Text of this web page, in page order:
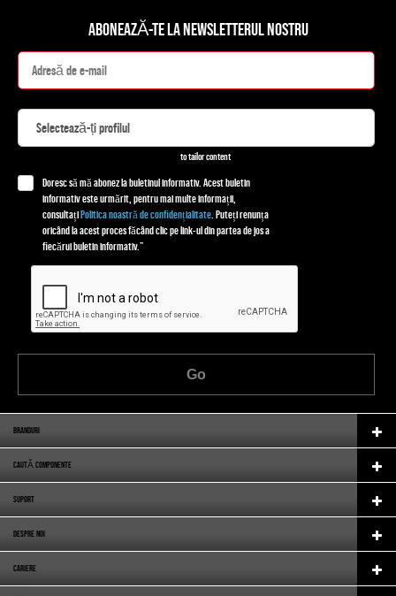
ABONEAZĂ-TE LA NEWSLETTERUL NOSTRU
to tailor content
Doresc să mă abonez la buletinul informativ. Acest buletin
informativ este urmărit, pentru mai multe informații,
consultațiPolitica noastră de confidențialitate. Puteți renunța
oricând la acest proces făcând clic pe link-ul din partea de jos a
fiecărui buletin informativ.”
Go
BRANDURI
CAUTĂ COMPONENTE
SUPORT
DESPRE NOI
CARIERE